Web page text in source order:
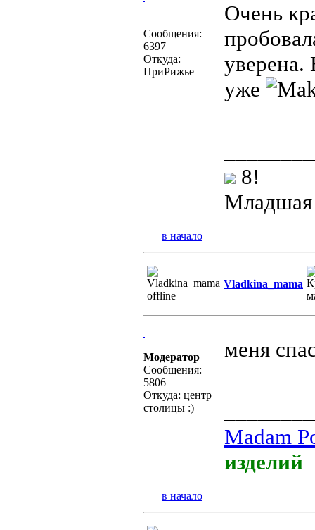
Сообщения:
6397
Откуда:
ПриРижье
Очень
уверена.
уже
8!
Младшая
в начало
Vladkina_mama
Модератор
Сообщения:
5806
Откуда: центр
столицы :)
меня
Madam
изделий
в начало